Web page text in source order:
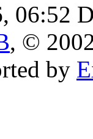
06:52
, ©
by